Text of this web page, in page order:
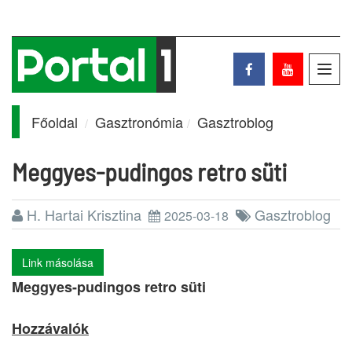
Főoldal Gasztronómia Gasztroblog
Meggyes-pudingos retro süti
H. Hartai Krisztina 2025-03-18 Gasztroblog
Link másolása
Meggyes-pudingos retro süti
Hozzávalók